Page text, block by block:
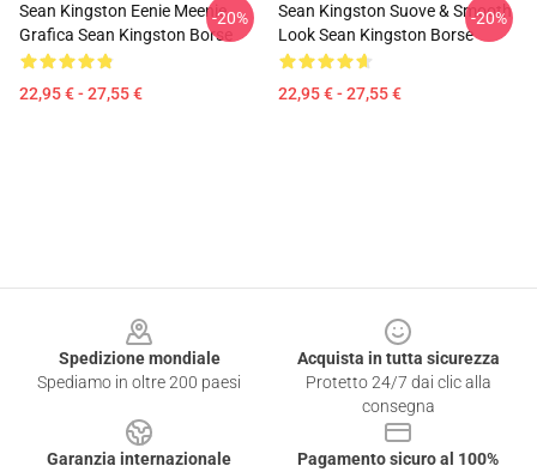
Sean Kingston Eenie Meenie
Grafica Sean Kingston Borse
22,95 € - 27,55 €
-20%
Sean Kingston Suove & Smooth
Look Sean Kingston Borse
22,95 € - 27,55 €
-20%
Spedizione mondiale
Spediamo in oltre 200 paesi
Acquista in tutta sicurezza
Protetto 24/7 dai clic alla
consegna
Garanzia internazionale
Pagamento sicuro al 100%